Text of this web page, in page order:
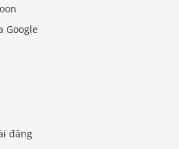
Google
đăng